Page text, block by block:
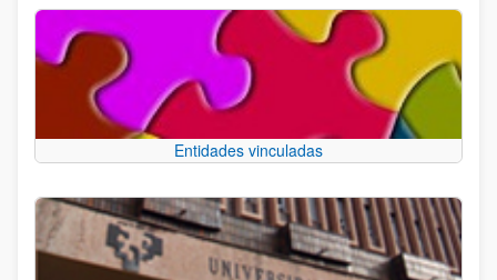
Entidades vinculadas